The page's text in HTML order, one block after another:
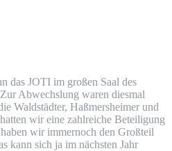
das JOTI im gro­ßen Saal des
Abwechs­lung waren dies­mal
Wald­städ­ter, Haß­mers­hei­mer und
wir eine zahl­rei­che Betei­li­gung
wir immer­noch den Groß­teil
kann sich ja im nächs­ten Jahr